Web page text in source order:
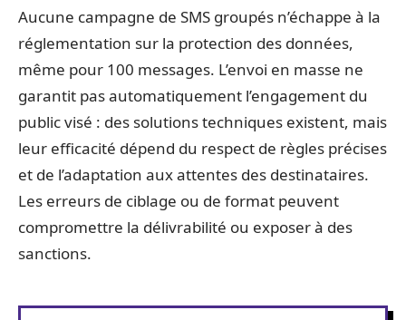
Aucune campagne de SMS groupés n’échappe à la
réglementation sur la protection des données,
même pour 100 messages. L’envoi en masse ne
garantit pas automatiquement l’engagement du
public visé : des solutions techniques existent, mais
leur efficacité dépend du respect de règles précises
et de l’adaptation aux attentes des destinataires.
Les erreurs de ciblage ou de format peuvent
compromettre la délivrabilité ou exposer à des
sanctions.